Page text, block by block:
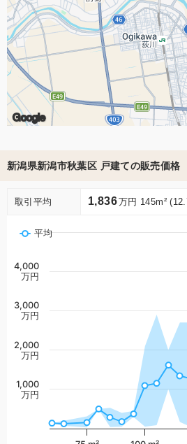
Google
新潟県新潟市秋葉区 戸建ての販売価格
取引平均 1,836万円 145m²
平均
1,000
万円
2,000
万円
3,000
万円
4,000
万円